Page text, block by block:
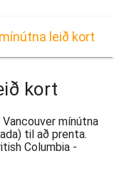
leið kort
kort
mínútna
til að prenta.
Columbia -